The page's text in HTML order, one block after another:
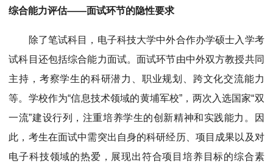
综合能力评估——面试环节的隐性要求
除了笔试科目，电子科技大学中外合作办学硕士入学考
试科目还包括综合能力面试。面试环节由中外双方教授共同
主持，考察学生的科研潜力、职业规划、跨文化交流能力
等。学校作为“信息技术领域的黄埔军校”，两次入选国家“双
一流”建设行列，注重培养学生的创新精神和实践能力。因
此，考生在面试中需突出自身的科研经历、项目成果以及对
电子科技领域的热爱，展现出符合项目培养目标的综合素